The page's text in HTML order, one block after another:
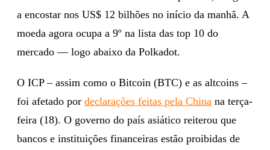
a encostar nos US$ 12 bilhões no início da manhã. A
moeda agora ocupa a 9º na lista das top 10 do
mercado — logo abaixo da Polkadot.
O ICP – assim como o Bitcoin (BTC) e as altcoins –
foi afetado por declarações feitas pela China na terça-
feira (18). O governo do país asiático reiterou que
bancos e instituições financeiras estão proibidas de